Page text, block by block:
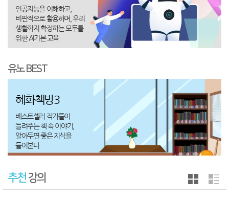
인공지능을 이해하고,
비판적으로 활용하며, 우리
생활까지 확장하는 모두를
위한 AI기본 교육
유노 BEST
혜화책방3
베스트셀러 작가들이
들려주는 책 속 이야기,
알아두면 좋은 지식을
들어본다.
추천강의